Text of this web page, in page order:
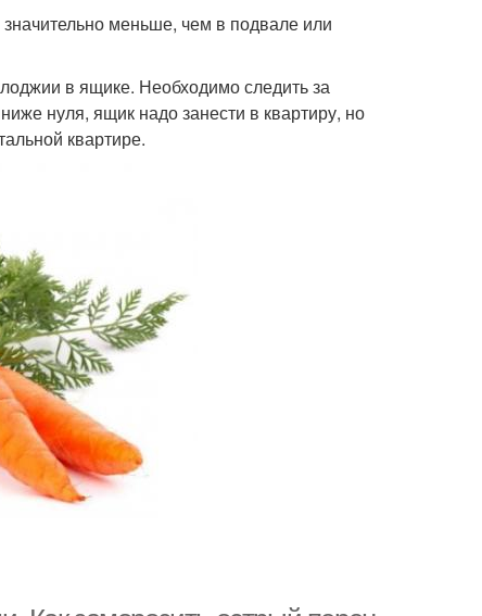
меньше, чем в подвале или
в ящике. Необходимо следить за
нуля, ящик надо занести в квартиру, но
квартире.